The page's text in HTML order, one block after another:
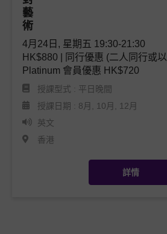
4月24日, 星期五 19:30-21:30
HK$880 | 同行優惠 (二人同行或以
Platinum 會員優惠 HK$720
授課型式 : 平日晚間
授課日期 : 8月, 10月, 12月
英文
香港
詳情